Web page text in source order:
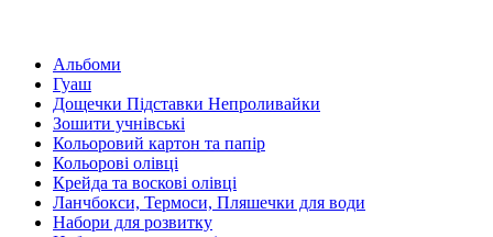
Альбоми
Гуаш
Дощечки Підставки Непроливайки
Зошити учнівські
Кольоровий картон та папір
Кольорові олівці
Крейда та воскові олівці
Ланчбокси, Термоси, Пляшечки для води
Набори для розвитку